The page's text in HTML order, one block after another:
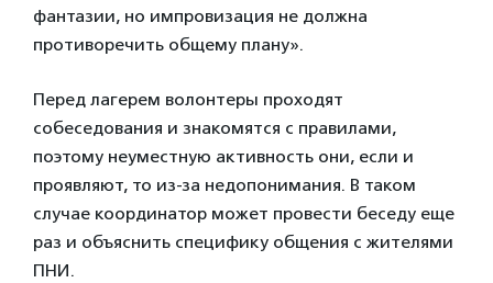
фантазии, но импровизация не должна
противоречить общему плану».
Перед лагерем волонтеры проходят
собеседования и знакомятся с правилами,
поэтому неуместную активность они, если и
проявляют, то из-за недопонимания. В таком
случае координатор может провести беседу еще
раз и объяснить специфику общения с жителями
ПНИ.